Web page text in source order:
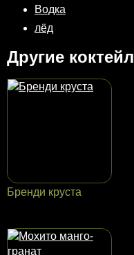
Водка
лёд
Другие
Бренди круста